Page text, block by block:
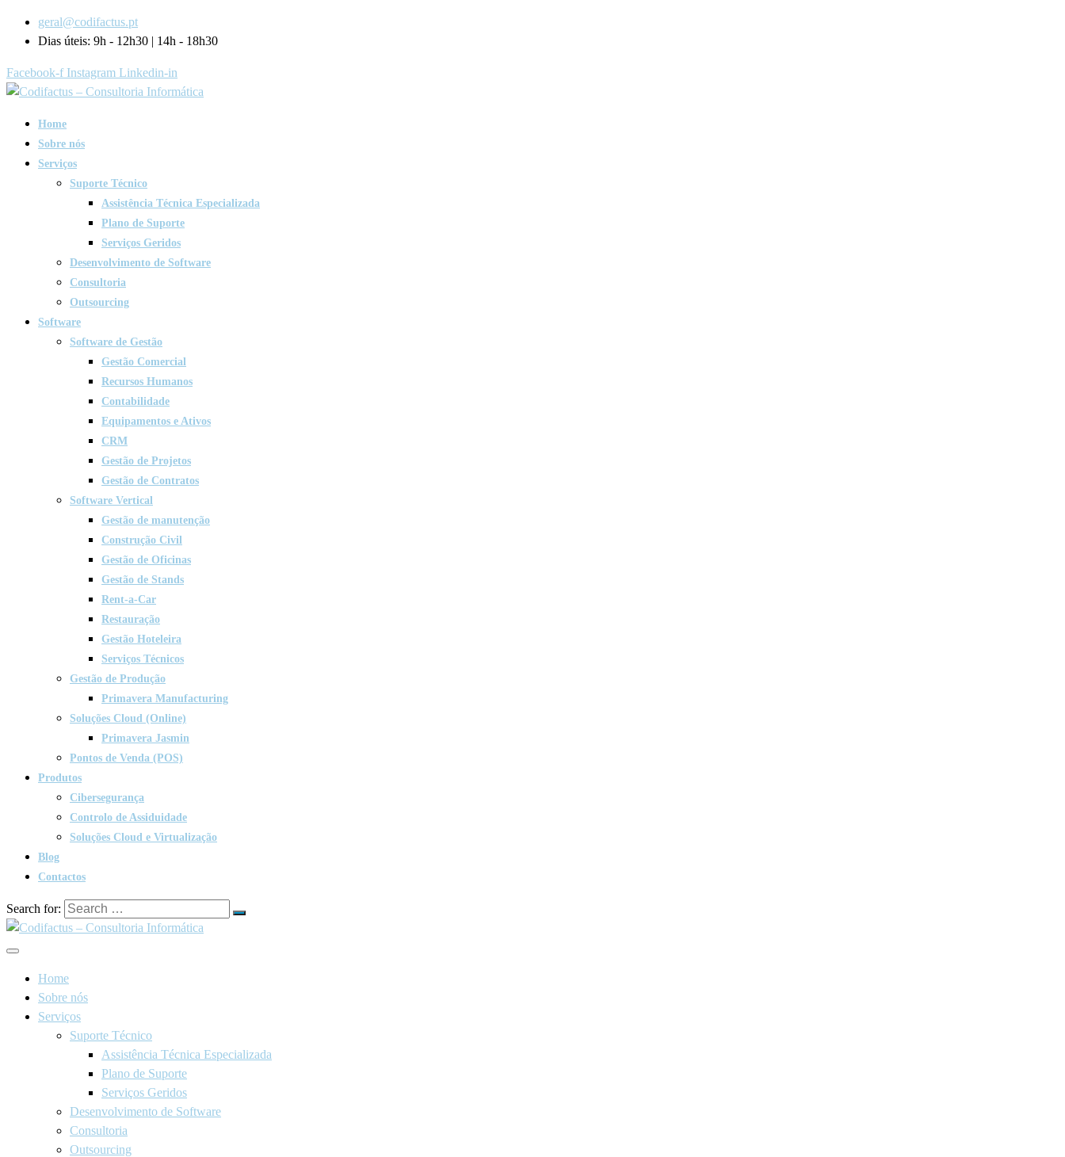
geral@codifactus.pt
Dias úteis: 9h - 12h30 | 14h - 18h30
Facebook-f Instagram Linkedin-in
Home
Sobre nós
Serviços
Suporte Técnico
Assistência Técnica Especializada
Plano de Suporte
Serviços Geridos
Desenvolvimento de Software
Consultoria
Outsourcing
Software
Software de Gestão
Gestão Comercial
Recursos Humanos
Contabilidade
Equipamentos e Ativos
CRM
Gestão de Projetos
Gestão de Contratos
Software Vertical
Gestão de manutenção
Construção Civil
Gestão de Oficinas
Gestão de Stands
Rent-a-Car
Restauração
Gestão Hoteleira
Serviços Técnicos
Gestão de Produção
Primavera Manufacturing
Soluções Cloud (Online)
Primavera Jasmin
Pontos de Venda (POS)
Produtos
Cibersegurança
Controlo de Assiduidade
Soluções Cloud e Virtualização
Blog
Contactos
Search for:
Home
Sobre nós
Serviços
Suporte Técnico
Assistência Técnica Especializada
Plano de Suporte
Serviços Geridos
Desenvolvimento de Software
Consultoria
Outsourcing